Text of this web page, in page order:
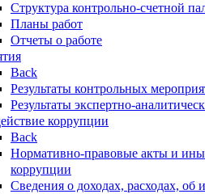
Структура контрольно-счетной
Планы работ
Отчеты о работе
Back
Результаты контрольных
Результаты экспертно-
коррупции
Back
Нормативно-правовые акты и
коррупции
Сведения о доходах, расходах, об